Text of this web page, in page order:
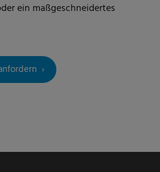
ein maßgeschneidertes